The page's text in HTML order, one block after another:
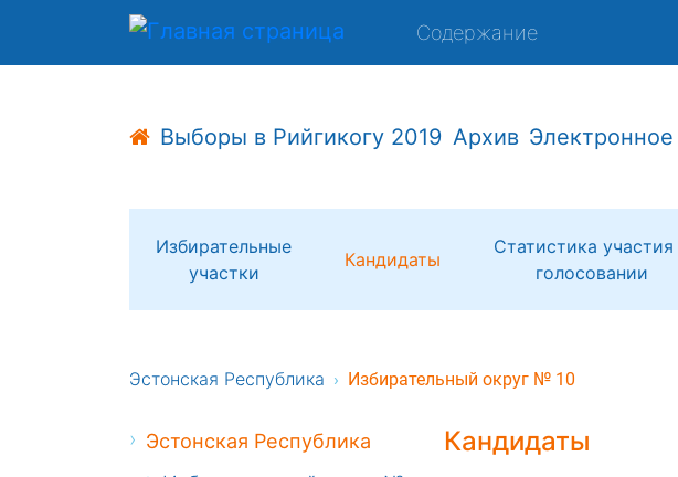
Содержание
Выборы в Рийгикогу 2019 Архив
Избирательные
участки
Кандидаты
Статистика участия
голосовании
Эстонская Республика Избирательный округ № 10
Эстонская Республика
Кандидаты